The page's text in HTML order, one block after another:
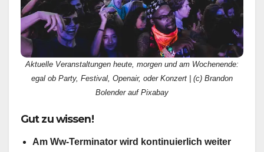
Aktuelle Veranstaltungen heute, morgen und am Wochenende:
egal ob Party, Festival, Openair, oder Konzert | (c) Brandon
Bolender auf Pixabay
Gut zu wissen!
Am Ww-Terminator wird kontinuierlich weiter